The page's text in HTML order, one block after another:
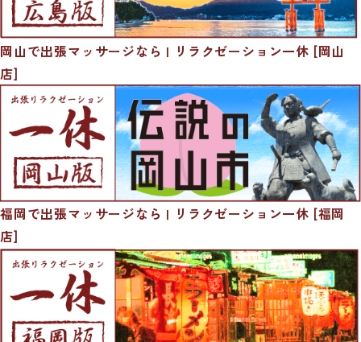
岡山で出張マッサージなら | リラクゼーション一休 [岡山
店]
福岡で出張マッサージなら | リラクゼーション一休 [福岡
店]